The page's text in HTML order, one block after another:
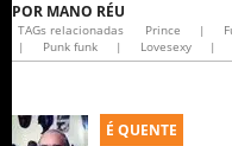
POR MANO RÉU
TAGs relacionadas Prince |
|
Punk funk | Lovesexy |
É QUENTE